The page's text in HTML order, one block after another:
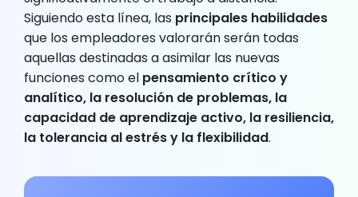
Siguiendo esta línea, las principales habilidades
que los empleadores valorarán serán todas
aquellas destinadas a asimilar las nuevas
funciones como el pensamiento crítico y
analítico, la resolución de problemas, la
capacidad de aprendizaje activo, la resiliencia,
la tolerancia al estrés y la flexibilidad.